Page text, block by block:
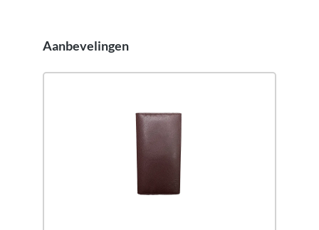
Productgalerij overslaan
Aanbevelingen